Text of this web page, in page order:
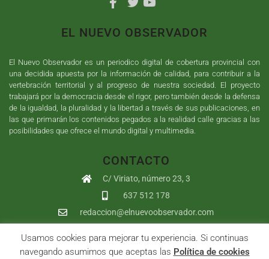
EL NUEVO OBSERVADOR
El Nuevo Observador es un periodico digital de cobertura provincial con
una decidida apuesta por la información de calidad, para contribuir a la
vertebración territorial y al progreso de nuestra sociedad. El proyecto
trabajará por la democracia desde el rigor, pero también desde la defensa
de la igualdad, la pluralidad y la libertad a través de sus publicaciones, en
las que primarán los contenidos pegados a la realidad calle gracias a las
posibilidades que ofrece el mundo digital y multimedia.
CONTACTO
C/ Viriato, número 23, 3
637 512 178
redaccion@elnuevoobservador.com
Copyright ©2026 El Nuevo Observador | Sumurdigital Diseño web
Usamos cookies para mejorar tu experiencia. Si continuas
navegando asumimos que aceptas las Política de cookies